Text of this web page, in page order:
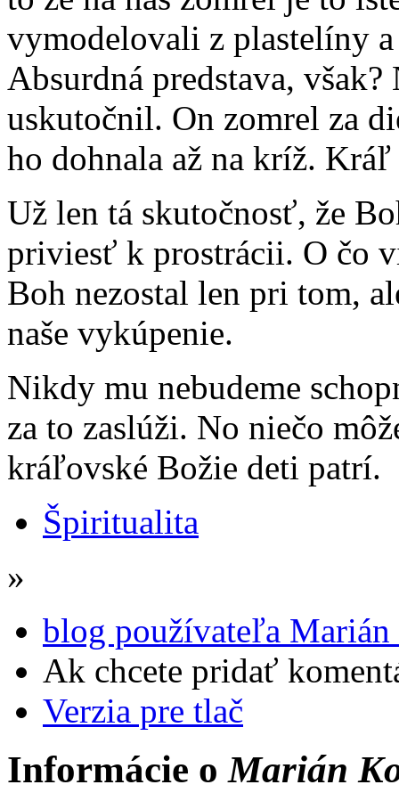
vymodelovali z plastelíny
Absurdná predstava,
uskutočnil. On zomrel za
ho dohnala až na kríž.
Už len tá skutočnosť, že
priviesť k prostrácii. O čo
Boh nezostal len pri tom,
naše vykúpenie.
Nikdy mu nebudeme
za to zaslúži. No niečo
kráľovské Božie deti patrí.
Špiritualita
»
blog používateľa Marián
Ak chcete pridať
Verzia pre tlač
Informácie oMarián